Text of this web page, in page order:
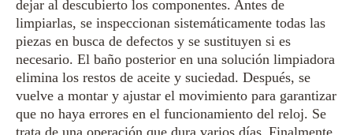
dejar al descubierto los componentes. Antes de
limpiarlas, se inspeccionan sistemáticamente todas las
piezas en busca de defectos y se sustituyen si es
necesario. El baño posterior en una solución limpiadora
elimina los restos de aceite y suciedad. Después, se
vuelve a montar y ajustar el movimiento para garantizar
que no haya errores en el funcionamiento del reloj. Se
trata de una operación que dura varios días. Finalmente,